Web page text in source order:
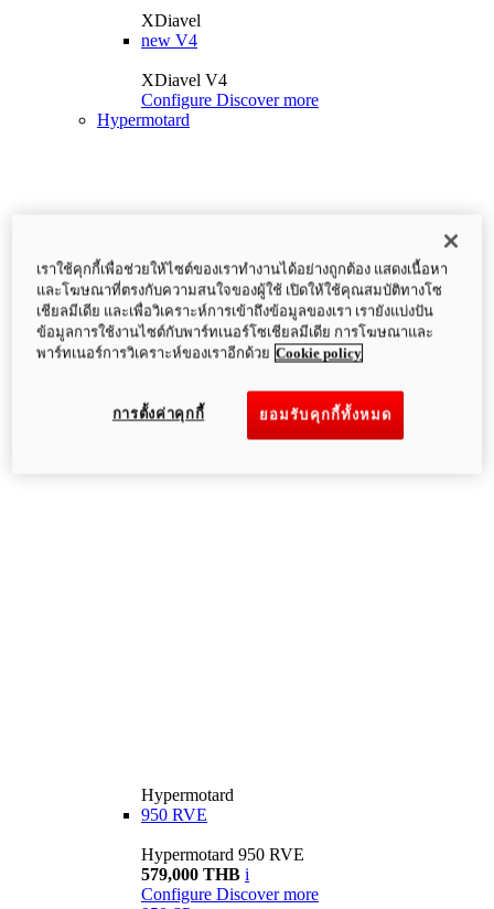
XDiavel
new V4
XDiavel V4
Configure Discover more
Hypermotard
Hypermotard
950 RVE
Hypermotard 950 RVE
579,000 THB i
Configure Discover more
เราใช้คุกกี้เพื่อช่วยให้ไซต์ของเราทำงานได้อย่างถูกต้อง แสดงเนื้อหา
และโฆษณาที่ตรงกับความสนใจของผู้ใช้ เปิดให้ใช้คุณสมบัติทางโซ
เชียลมีเดีย และเพื่อวิเคราะห์การเข้าถึงข้อมูลของเรา เรายังแบ่งปัน
ข้อมูลการใช้งานไซต์กับพาร์ทเนอร์โซเชียลมีเดีย การโฆษณาและ
พาร์ทเนอร์การวิเคราะห์ของเราอีกด้วย Cookie policy
ยอมรับคุกกี้ทั้งหมด
การตั้งค่าคุกกี้